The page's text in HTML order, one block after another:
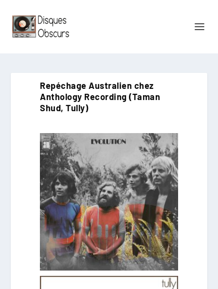
Repéchage Australien chez
Anthology Recording (Taman
Shud, Tully)